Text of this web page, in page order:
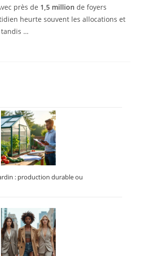
près de 1,5 million de foyers
heurte souvent les allocations et
tandis …
: production durable ou